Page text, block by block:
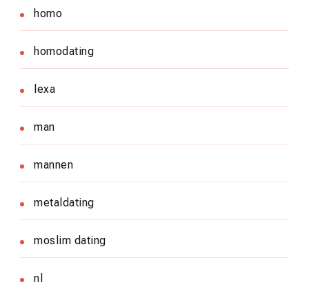
homo
homodating
lexa
man
mannen
metaldating
moslim dating
nl